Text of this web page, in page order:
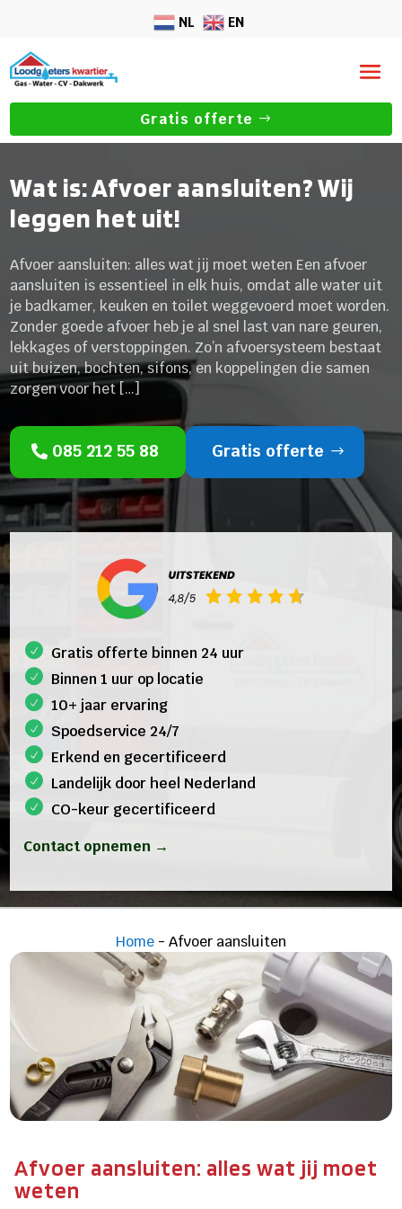
NL EN
Gratis offerte
Wat is: Afvoer aansluiten? Wij
leggen het uit!
Afvoer aansluiten: alles wat jij moet weten Een afvoer
aansluiten is essentieel in elk huis, omdat alle water uit
je badkamer, keuken en toilet weggevoerd moet worden.
Zonder goede afvoer heb je al snel last van nare geuren,
lekkages of verstoppingen. Zo’n afvoersysteem bestaat
uit buizen, bochten, sifons, en koppelingen die samen
zorgen voor het […]
085 212 55 88 Gratis offerte
Gratis offerte binnen 24 uur
Binnen 1 uur op locatie
10+ jaar ervaring
Spoedservice 24/7
Erkend en gecertificeerd
Landelijk door heel Nederland
CO-keur gecertificeerd
Contact opnemen →
Home - Afvoer aansluiten
Afvoer aansluiten: alles wat jij moet
weten